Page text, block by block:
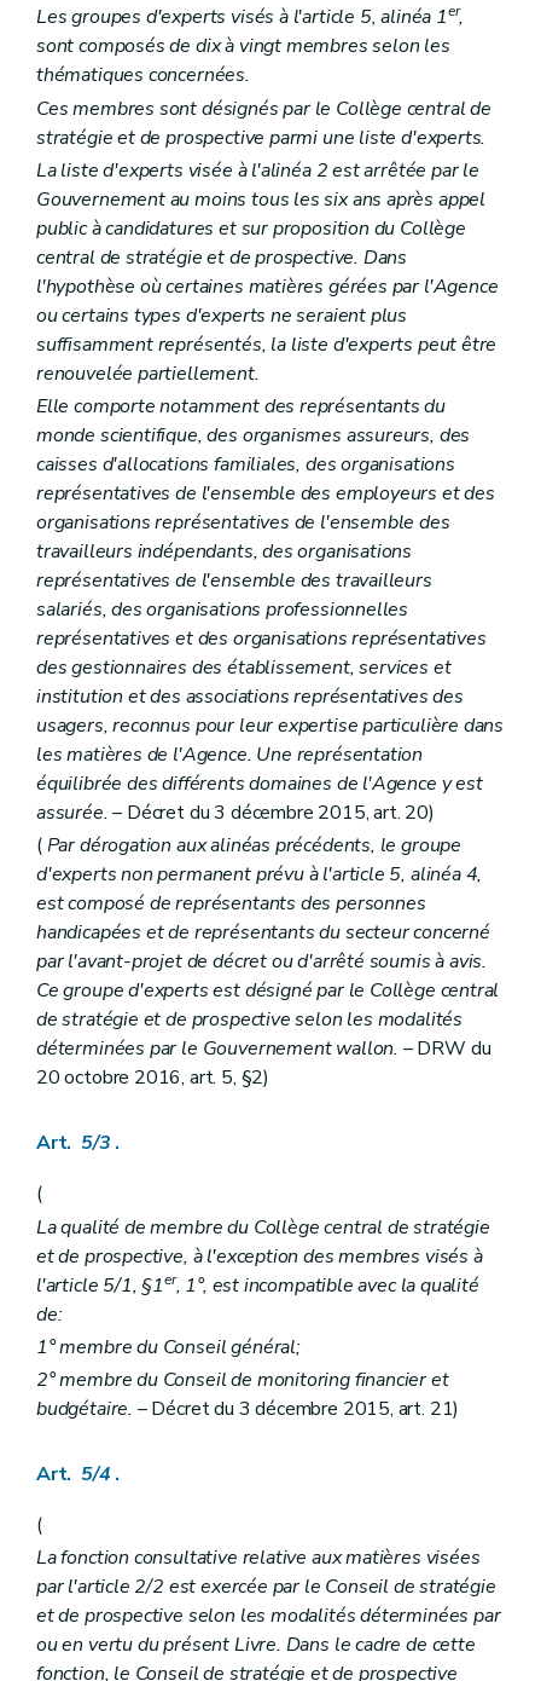
Art. 326
Chapitre III Accessibilité aux personnes handicapées accompagnées de chiens d'assistance des établissements et installations destinées au public
Section 1re
Définitions
Art. 327
Section 2 Conditions d'accès
Art. 328
Art. 329
Art. 330
Section 3 Contrôle et surveillance
Art. 331
Art. 332
Art. 333
Livre V Aide aux aînés
Titre 1er
Dispositif d'hébergement et d'accueil des aînés
Chapitre I
Définitions
Art. 334
Chapitre II Informations sur l'établissement
Art. 335
Art. 336
Chapitre III Bien-être des résidents
Art. 337
Art. 338
Chapitre IV Relations avec les résidents
Art. 339
Art. 340
Art. 341
Chapitre V Obligations relatives au prix
Art. 342
Art. 343
Art. 344
Chapitre VI Programmation et accords de principe
Section 1re
Programmation
Art. 345
Art. 346
Art. 347
Section 2 Accord de principe
Art. 348
Art. 349
Art. 350
Art. 351
Chapitre VII Titre de fonctionnement
Section 1re
Procédure d'octroi
Art. 352
Art. 353
Art. 354
Art. 355
Art. 356
Art. 361
Sous-section 2 Normes de fonctionnement spécifiques aux résidences-services
Art. 362
Sous-section 4
Art. 364
Chapitre VIII
Contrôle et sanctions
Section 1re
Contrôle
Sous-section 1re
Suspension, retrait, fermeture
Art. 369
Art. 370
Art. 371
Art. 372
Art. 373
Les groupes d'experts visés à l'article 5, alinéa 1er,
sont composés de dix à vingt membres selon les
thématiques concernées.
Ces membres sont désignés par le Collège central de
stratégie et de prospective parmi une liste d'experts.
La liste d'experts visée à l'alinéa 2 est arrêtée par le
Gouvernement au moins tous les six ans après appel
public à candidatures et sur proposition du Collège
central de stratégie et de prospective. Dans
l'hypothèse où certaines matières gérées par l'Agence
ou certains types d'experts ne seraient plus
suffisamment représentés, la liste d'experts peut être
renouvelée partiellement.
Elle comporte notamment des représentants du
monde scientifique, des organismes assureurs, des
caisses d'allocations familiales, des organisations
représentatives de l'ensemble des employeurs et des
organisations représentatives de l'ensemble des
travailleurs indépendants, des organisations
représentatives de l'ensemble des travailleurs
salariés, des organisations professionnelles
représentatives et des organisations représentatives
des gestionnaires des établissement, services et
institution et des associations représentatives des
usagers, reconnus pour leur expertise particulière dans
les matières de l'Agence. Une représentation
équilibrée des différents domaines de l'Agence y est
assurée.– Décret du 3 décembre 2015, art. 20)
(Par dérogation aux alinéas précédents, le groupe
d'experts non permanent prévu à l'article 5, alinéa 4,
est composé de représentants des personnes
handicapées et de représentants du secteur concerné
par l'avant-projet de décret ou d'arrêté soumis à avis.
Ce groupe d'experts est désigné par le Collège central
de stratégie et de prospective selon les modalités
déterminées par le Gouvernement wallon. – DRW du
20 octobre 2016, art. 5, §2)
Art. 5/3 .
(
La qualité de membre du Collège central de stratégie
et de prospective, à l'exception des membres visés à
l'article 5/1, §1er, 1°, est incompatible avec la qualité
de:
1° membre du Conseil général;
2° membre du Conseil de monitoring financier et
budgétaire. – Décret du 3 décembre 2015, art. 21)
Art. 5/4 .
(
La fonction consultative relative aux matières visées
par l'article 2/2 est exercée par le Conseil de stratégie
et de prospective selon les modalités déterminées par
ou en vertu du présent Livre. Dans le cadre de cette
fonction, le Conseil de stratégie et de prospective